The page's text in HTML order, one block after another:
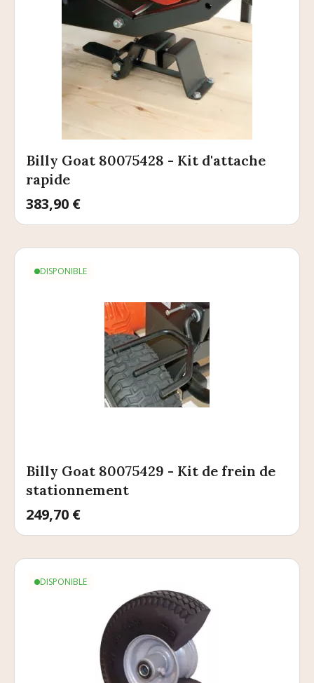
Billy Goat 80075428 - Kit d'attache
rapide
Prix
383,90 €
DISPONIBLE
Billy Goat 80075429 - Kit de frein de
stationnement
Prix
249,70 €
DISPONIBLE